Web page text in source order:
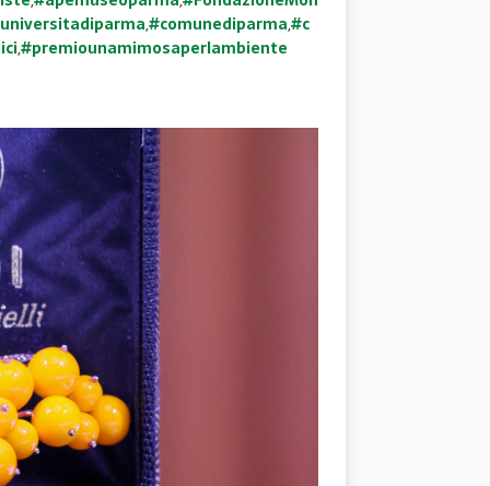
,#comunediparma,#c
,#premiounamimosaperlambiente